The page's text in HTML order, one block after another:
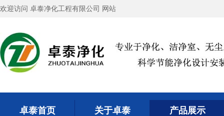
欢迎访问 卓泰净化工程有限公司 网站
卓泰首页 关于卓泰 产品展示